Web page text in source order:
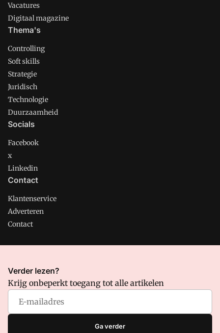
Vacatures
Digitaal magazine
Thema's
Controlling
Soft skills
Strategie
Juridisch
Technologie
Duurzaamheid
Socials
Facebook
x
Linkedin
Contact
Klantenservice
Adverteren
Contact
CMweb is onderdeel van VMN media. Lees in
waar VMN media voor staat. Op gebruik van deze site zijn de
volgende regelingen van toepassing:Algemene Voorwaarden
Privacy en Cookie beleid
Verder lezen?
Krijg onbeperkt toegang tot alle artikelen
Ga verder